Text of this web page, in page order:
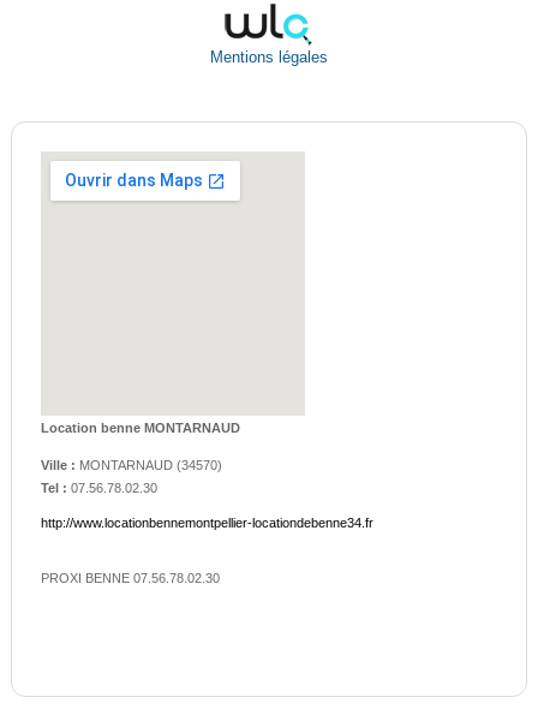
Mentions légales
Location benne MONTARNAUD
Ville : MONTARNAUD(34570)
Tel : 07.56.78.02.30
http://www.locationbennemontpellier-locationdebenne34.fr
PROXI BENNE 07.56.78.02.30